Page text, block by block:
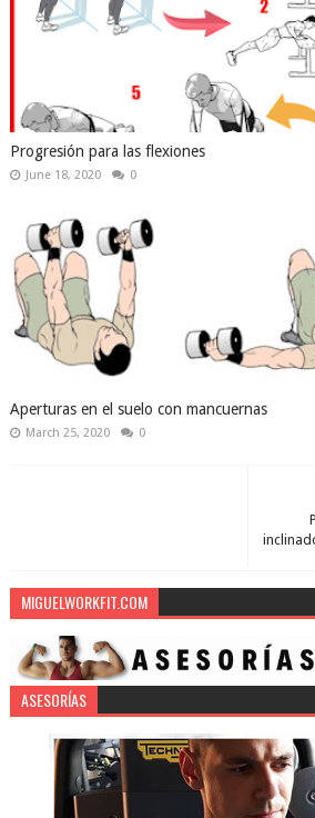
Progresión para las flexiones
June 18, 2020 0
Aperturas en el suelo con mancuernas
March 25, 2020 0
MIGUELWORKFIT.COM
ASESORÍAS